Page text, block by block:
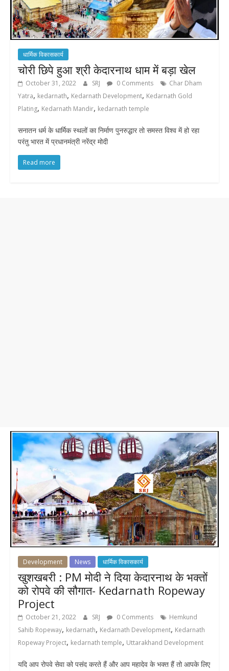
धार्मिक विकासकार्य
चोरी छिपे हुआ श्री केदारनाथ धाम में बड़ा खेल
October 31, 2022 SRJ 0 Comments
Char Dham
Yatra, kedarnath, Kedarnath Development, Kedarnath Gold
Plating, Kedarnath Mandir, kedarnath temple
सनातन धर्म के धार्मिक स्थलों का निर्माण पुनरुद्धार तो समस्त विश्व में हो रहा
परंतु भारत में प्रधानमंत्री नरेंद्र मोदी
Read more
Development News धार्मिक विकासकार्य
खुशखबरी : PM मोदी ने दिया केदारनाथ के भक्तों
को रोपवे की सौगात- Kedarnath Ropeway
Project
October 21, 2022 SRJ 0 Comments
Hemkund
Sahib Ropeway, kedarnath, Kedarnath Development, Kedarnath
Ropeway Project, kedarnath temple, Uttarakhand Development
यदि आप रोपवे सेवा को पसंद करते हैं और आप महादेव के भक्त हैं तो आपके लिए